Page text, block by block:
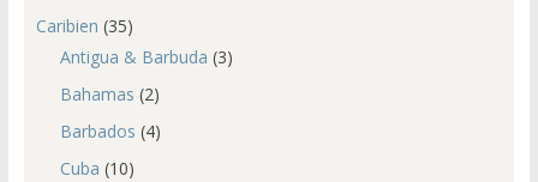
Caribien (35)
Antigua & Barbuda (3)
Bahamas (2)
Barbados (4)
Cuba (10)